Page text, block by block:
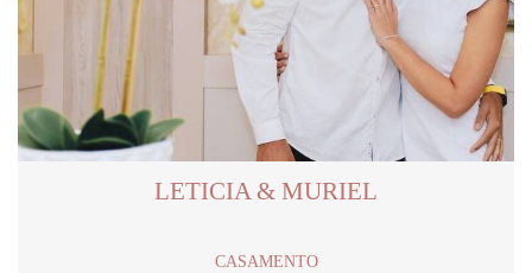
LETICIA & MURIEL
CASAMENTO